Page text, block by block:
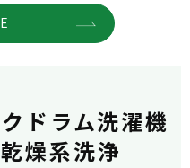
ドラム洗濯機
燥系洗浄